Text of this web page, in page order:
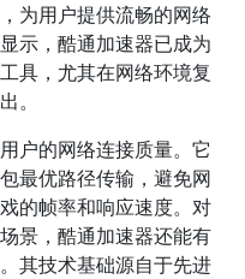
为用户提供流畅的网络
示，酷通加速器已成为
具，尤其在网络环境复
。
户的网络连接质量。它
最优路径传输，避免网
的帧率和响应速度。对
景，酷通加速器还能有
其技术基础源自于先进